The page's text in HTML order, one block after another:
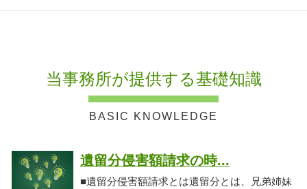
当事務所が提供する基礎知識
遺留分侵害額請求の時...
■遺留分侵害額請求とは遺留分とは、兄弟姉妹